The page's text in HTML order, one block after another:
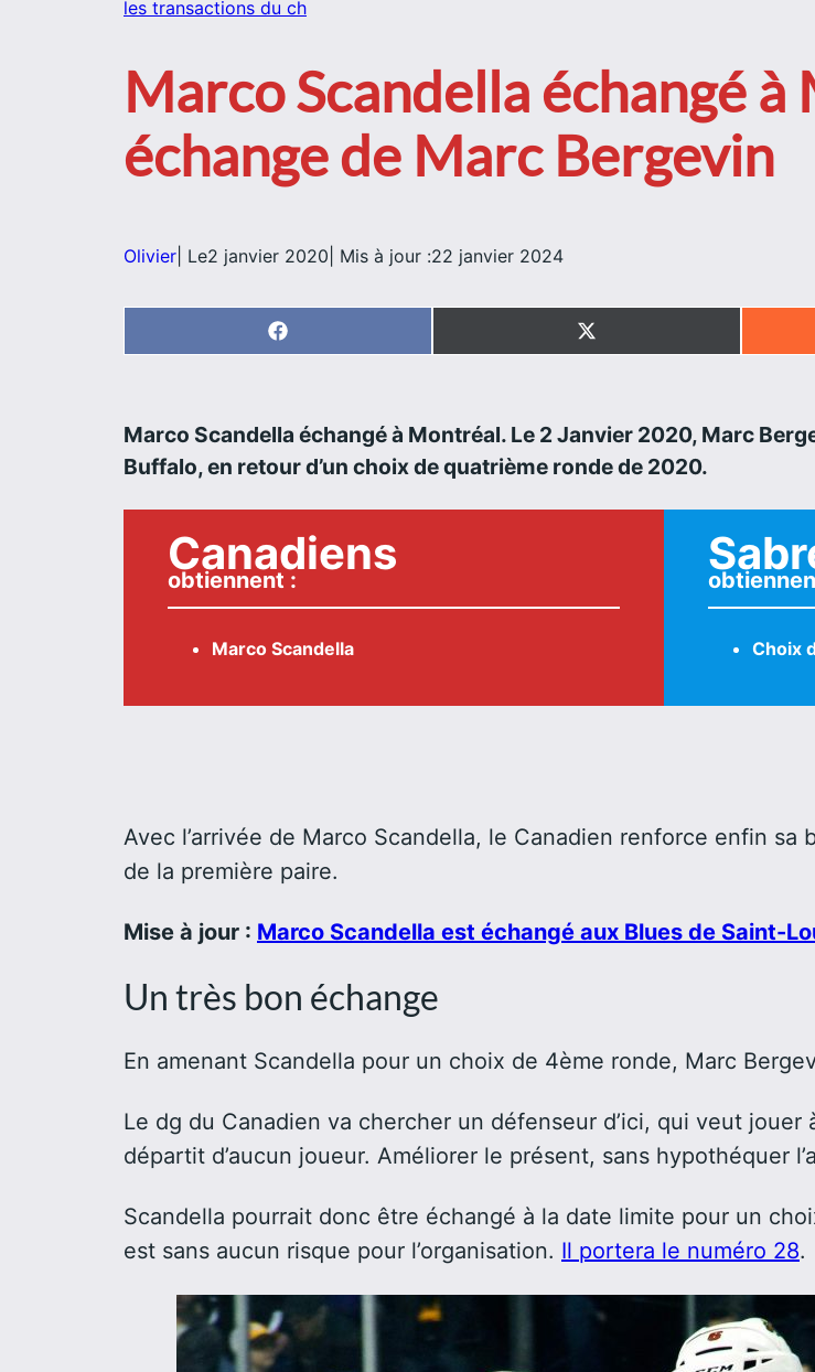
les transactions du ch
Marco Scandella échangé
échange de Marc Bergevin
Olivier | Le2 janvier 2020 | Mis à jour :22 janvier 2024
Share
on
Share
on
Marco Scandella échangé à Montréal. Le 2 Janvier 2020, Marc
Buffalo, en retour d’un choix de quatrième ronde de 2020.
Canadiens
obtiennent :
Marco Scandella Choix
Avec l’arrivée de Marco Scandella, le Canadien renforce enfin
de la première paire.
Mise à jour : Marco Scandella est échangé aux Blues de Saint-
Un très bon échange
En amenant Scandella pour un choix de 4ème ronde, Marc
Le dg du Canadien va chercher un défenseur d’ici, qui veut
départit d’aucun joueur. Améliorer le présent, sans hypothéquer
Scandella pourrait donc être échangé à la date limite pour un
est sans aucun risque pour l’organisation. Il portera le numéro 28.